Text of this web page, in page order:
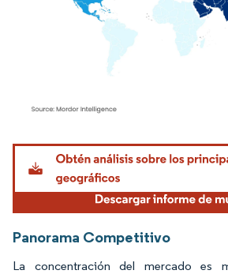
Imagen © Mordor Intelligence. El uso requiere
Panorama Competitivo
La concentración del mercado es